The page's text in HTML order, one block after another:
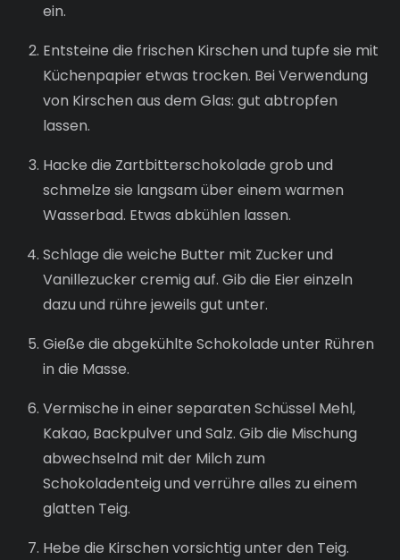
ein.
Entsteine die frischen Kirschen und tupfe sie mit
Küchenpapier etwas trocken. Bei Verwendung
von Kirschen aus dem Glas: gut abtropfen
lassen.
Hacke die Zartbitterschokolade grob und
schmelze sie langsam über einem warmen
Wasserbad. Etwas abkühlen lassen.
Schlage die weiche Butter mit Zucker und
Vanillezucker cremig auf. Gib die Eier einzeln
dazu und rühre jeweils gut unter.
Gieße die abgekühlte Schokolade unter Rühren
in die Masse.
Vermische in einer separaten Schüssel Mehl,
Kakao, Backpulver und Salz. Gib die Mischung
abwechselnd mit der Milch zum
Schokoladenteig und verrühre alles zu einem
glatten Teig.
Hebe die Kirschen vorsichtig unter den Teig.